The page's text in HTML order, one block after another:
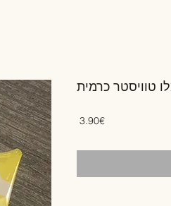
טוויסטר כרמית
‏3.90 ‏€Price